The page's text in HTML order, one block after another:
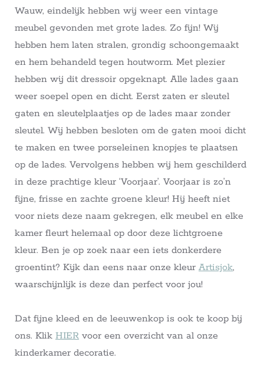
Wauw, eindelijk hebben wij weer een vintage
meubel gevonden met grote lades. Zo fijn! Wij
hebben hem laten stralen, grondig schoongemaakt
en hem behandeld tegen houtworm. Met plezier
hebben wij dit dressoir opgeknapt. Alle lades gaan
weer soepel open en dicht. Eerst zaten er sleutel
gaten en sleutelplaatjes op de lades maar zonder
sleutel. Wij hebben besloten om de gaten mooi dicht
te maken en twee porseleinen knopjes te plaatsen
op de lades. Vervolgens hebben wij hem geschilderd
in deze prachtige kleur ‘Voorjaar’. Voorjaar is zo’n
fijne, frisse en zachte groene kleur! Hij heeft niet
voor niets deze naam gekregen, elk meubel en elke
kamer fleurt helemaal op door deze lichtgroene
kleur. Ben je op zoek naar een iets donkerdere
groentint? Kijk dan eens naar onze kleur Artisjok,
waarschijnlijk is deze dan perfect voor jou!
Dat fijne kleed en de leeuwenkop is ook te koop bij
ons. Klik HIER voor een overzicht van al onze
kinderkamer decoratie.